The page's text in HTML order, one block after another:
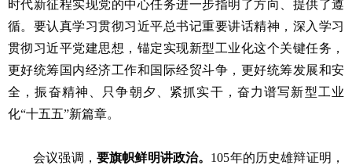
时代新征程实现党的中心任务进一步指明了方向、提供了遵
循。要认真学习贯彻习近平总书记重要讲话精神，深入学习
贯彻习近平党建思想，锚定实现新型工业化这个关键任务，
更好统筹国内经济工作和国际经贸斗争，更好统筹发展和安
全，振奋精神、只争朝夕、紧抓实干，奋力谱写新型工业
化“十五五”新篇章。
会议强调， 要旗帜鲜明讲政治。 105年的历史雄辩证明，